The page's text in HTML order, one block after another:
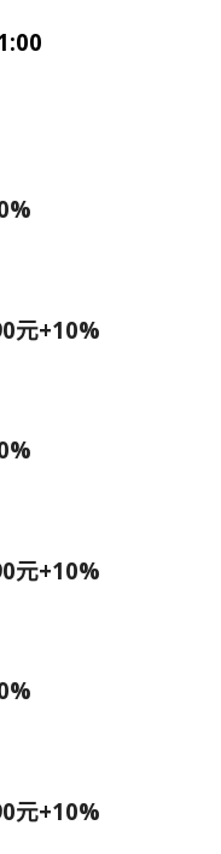
元+10%
元+10%
元+10%